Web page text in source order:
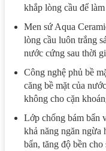
khắp lòng cầu để
Men sứ Aqua
lòng cầu luôn trắng
nước cứng sau thời
Công nghệ phủ bề
căng bề mặt của
không cho cặn
Lớp chống bám bẩn
khả năng ngăn ngừa
bẩn, tăng độ bền